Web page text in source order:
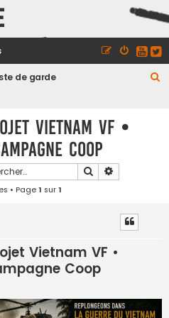
de garde
Vietnam VF •
Coop
Rechercher
• Page1 sur1
Vietnam VF •
Coop